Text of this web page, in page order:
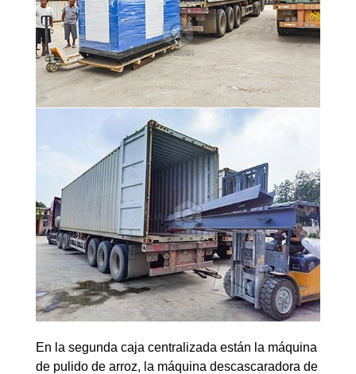
En la segunda caja centralizada están la máquina
de pulido de arroz, la máquina descascaradora de